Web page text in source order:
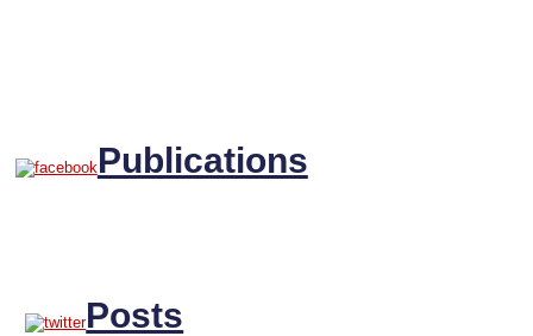
Publications
Posts